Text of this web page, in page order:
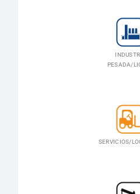
PESADA/
SERVICIOS/